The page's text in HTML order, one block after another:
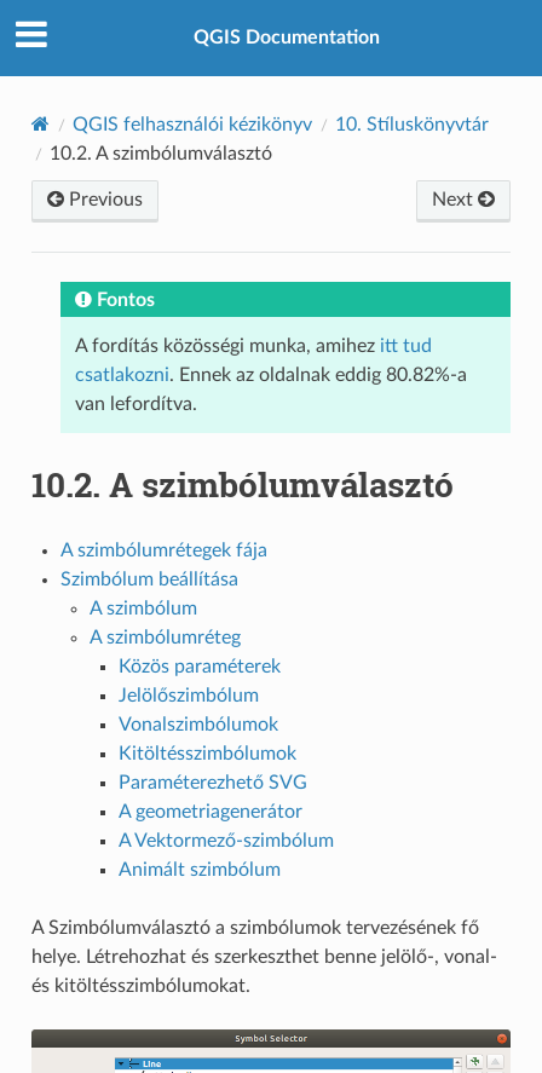
QGIS Documentation
QGIS felhasználói kézikönyv 10. Stíluskönyvtár
10.2. A szimbólumválasztó
Previous Next
Fontos
A fordítás közösségi munka, amihez itt tud
csatlakozni. Ennek az oldalnak eddig 80.82%-a
van lefordítva.
10.2. A szimbólumválasztó
A szimbólumrétegek fája
Szimbólum beállítása
A szimbólum
A szimbólumréteg
Közös paraméterek
Jelölőszimbólum
Vonalszimbólumok
Kitöltésszimbólumok
Paraméterezhető SVG
A geometriagenerátor
A Vektormező-szimbólum
Animált szimbólum
A Szimbólumválasztó a szimbólumok tervezésének fő
helye. Létrehozhat és szerkeszthet benne jelölő-, vonal-
és kitöltésszimbólumokat.